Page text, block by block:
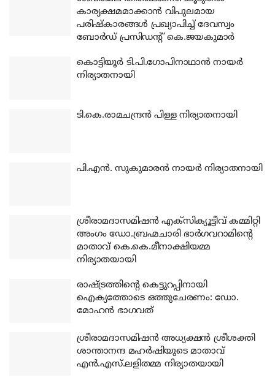
കാര്യക്ഷമമാക്കാന്‍ വിപുലമായ
പരിഷ്‌കാരങ്ങള്‍ പ്രഖ്യാപിച്ച് ദേവസ്വം
ബോര്‍ഡ് പ്രസിഡന്റ് കെ.ജയകുമാര്‍
കൊട്ടിയൂര്‍ ടി.പി.ഗോപിനാഥാന്‍ നായര്‍
നിര്യാതനായി
ടി.കെ.രാമചന്ദ്രന്‍ പിള്ള നിര്യാതനായി
പി.എന്‍. സുകുമാരന്‍ നായര്‍ നിര്യാതനായി
ശ്രീരാമദാസമിഷന്‍ എക്‌സിക്യൂട്ടീവ് കമ്മിറ്റി
അംഗം ഡോ.ബ്രഹ്മചാരി ഭാര്‍ഗവറാമിന്റെ
മാതാവ് കെ.കെ.മീനാക്ഷിയമ്മ
നിര്യാതയായി
രാഷ്ട്രത്തിന്റെ കെട്ടുറപ്പിനായി
ഐക്യത്തോടെ ഒത്തുചേരണം: ഡോ.
മോഹന്‍ ഭാഗവത്
ശ്രീരാമദാസമിഷന്‍ അധ്യക്ഷന്‍ ശ്രീശക്തി
ശാന്താനന്ദ മഹര്‍ഷിയുടെ മാതാവ്
എന്‍.എസ്.ലളിതമ്മ നിര്യാതയായി